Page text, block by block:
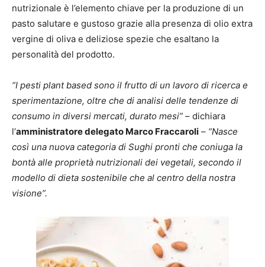
nutrizionale è l’elemento chiave per la produzione di un
pasto salutare e gustoso grazie alla presenza di olio extra
vergine di oliva e deliziose spezie che esaltano la
personalità del prodotto.
“I pesti plant based sono il frutto di un lavoro di ricerca e
sperimentazione, oltre che di analisi delle tendenze di
consumo in diversi mercati, durato mesi” – dichiara
l’amministratore delegato Marco Fraccaroli – “Nasce
così una nuova categoria di Sughi pronti che coniuga la
bontà alle proprietà nutrizionali dei vegetali, secondo il
modello di dieta sostenibile che al centro della nostra
visione”.